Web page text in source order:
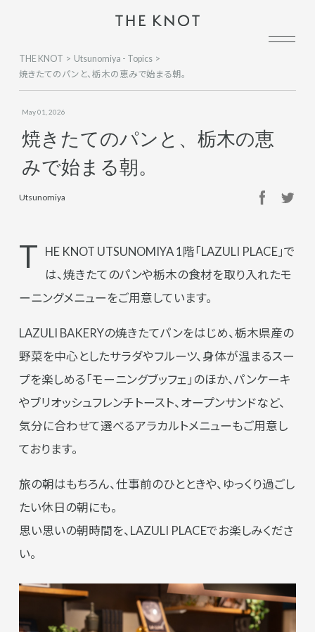
THE KNOT
Utsunomiya - Topics
焼きたてのパンと、栃木の恵みで始まる朝。
焼きたてのパンと、栃木の恵
みで始まる朝。
May 01, 2026
Utsunomiya
T
HE KNOT UTSUNOMIYA 1階「LAZULI PLACE」で
は、焼きたてのパンや栃木の食材を取り入れたモ
ーニングメニューをご用意しています。
LAZULI BAKERYの焼きたてパンをはじめ、栃木県産の
野菜を中心としたサラダやフルーツ、身体が温まるスー
プを楽しめる「モーニングブッフェ」のほか、パンケーキ
やブリオッシュフレンチトースト、オープンサンドなど、
気分に合わせて選べるアラカルトメニューもご用意し
ております。
旅の朝はもちろん、仕事前のひとときや、ゆっくり過ごし
たい休日の朝にも。
思い思いの朝時間を、LAZULI PLACEでお楽しみくださ
い。